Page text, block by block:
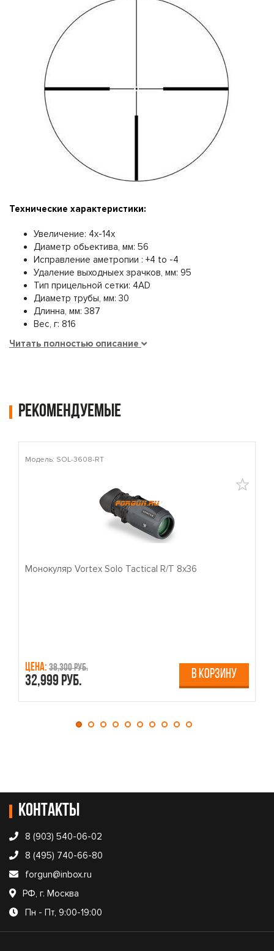
Технические характеристики:
Увеличение: 4x-14x
Диаметр обьектива, мм: 56
Исправление аметропии : +4 to -4
Удаление выходныех зрачков, мм: 95
Тип прицельной сетки: 4AD
Диаметр трубы, мм: 30
Длинна, мм: 387
Вес, г: 816
Читать полностью описание
Рекомендуемые
Модель: SOL-3608-RT
Монокуляр Vortex Solo Tactical R/T 8x36
Цена: 38,300 руб.
32,999 руб. В КОРЗИНУ
Контакты
8 (903) 540-06-02
8 (495) 740-66-80
forgun@inbox.ru
РФ, г. Москва
Пн - Пт, 9:00-19:00